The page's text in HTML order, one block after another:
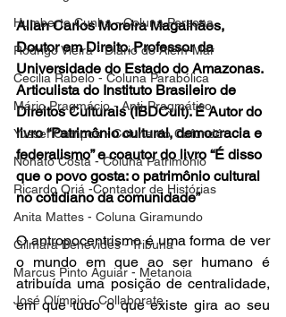
Humberto Cunha - Coluna Persona
Rodrigo Vieira - Diário do Além-Mar
Cecilia Rabelo - Coluna Parabólica
Mário Pragmácio - Anti-Pragmático
Yussef Campos - Coluna do Cafundó
Nonato Costa - Coluna Patrimônio
Ricardo Oriá -Contador de Histórias
Anita Mattes - Coluna Giramundo
Gilmara Benevides - Tribuna
Marcus Pinto Aguiar - Metanoia
José Olímpio - Collaborate
Allan Carlos Moreira Magalhães,
Doutor em Direito. Professor da
Universidade do Estado do Amazonas.
Articulista do Instituto Brasileiro de
Direitos Culturais (IBDCult). É Autor do
livro “Patrimônio cultural, democracia e
federalismo” e coautor do livro “É disso
que o povo gosta: o patrimônio cultural
no cotidiano da comunidade”
O antropocentrismo é uma forma de ver
o mundo em que ao ser humano é
atribuída uma posição de centralidade,
em que tudo o que existe gira ao seu